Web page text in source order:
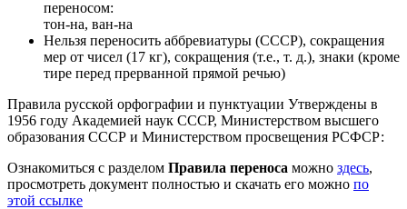
переносом:
тон-на, ван-на
Нельзя переносить аббревиатуры (СССР), сокращения
мер от чисел (17 кг), сокращения (т.е., т. д.), знаки (кроме
тире перед прерванной прямой речью)
Правила русской орфографии и пунктуации Утверждены в
1956 году Академией наук СССР, Министерством высшего
образования СССР и Министерством просвещения РСФСР:
Ознакомиться с разделом Правила переноса можно здесь,
просмотреть документ полностью и скачать его можно по
этой ссылке